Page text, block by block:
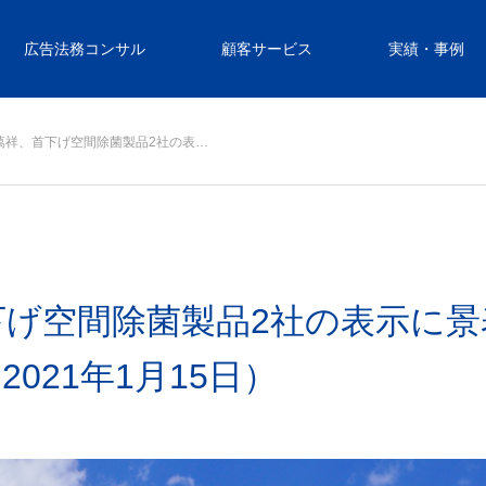
広告法務コンサル 顧客サービス 実績・事例
祥、首下げ空間除菌製品2社の表…
空間除菌製品2社の表示に
年1月15日）